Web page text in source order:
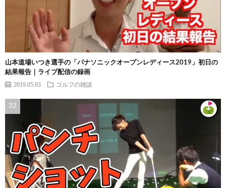
山本道場いつき選手の「パナソニックオープンレディース2019」初日の
結果報告｜ライブ配信の録画
2019.05.03 ゴルフの雑談